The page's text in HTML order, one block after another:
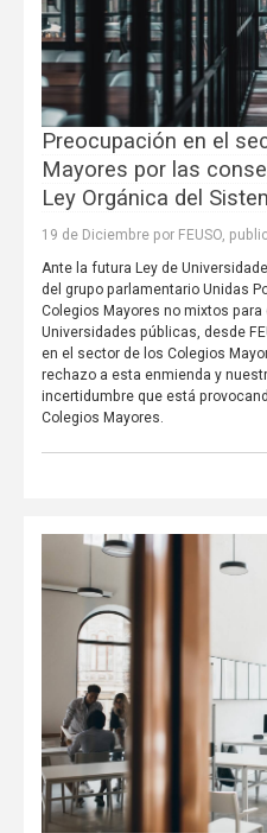
Preocupación en el
Mayores por las
Ley Orgánica del
19 de Diciembre por FEUSO,
Ante la futura Ley de
del grupo parlamentario Unidas
Colegios Mayores no mixtos
Universidades públicas, desde
en el sector de los Colegios
rechazo a esta enmienda y
incertidumbre que está
Colegios Mayores.